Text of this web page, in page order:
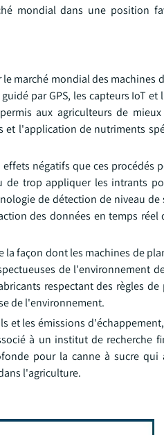
mondial dans une position
marché mondial des machines
par GPS, les capteurs IoT et
aux agriculteurs de
l'application de nutriments
négatifs que ces procédés
de trop appliquer les intrants
de détection de niveau de
des données en temps réel
façon dont les machines de
de l'environnement
respectant des règles de
de l'environnement.
et les émissions
à un institut de recherche
pour la canne à sucre qui
l'agriculture.